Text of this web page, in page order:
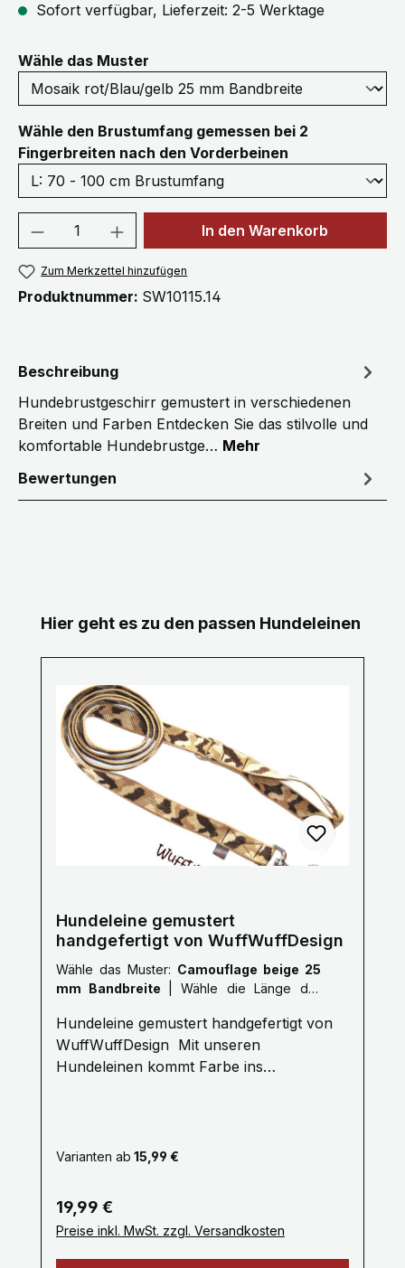
Sofort verfügbar, Lieferzeit: 2-5 Werktage
Wähle das Muster
Wähle den Brustumfang gemessen bei 2
Fingerbreiten nach den Vorderbeinen
Produkt Anzahl: Gib denIn den Warenkorb
Zum Merkzettel hinzufügen
Produktnummer: SW10115.14
Beschreibung
Hundebrustgeschirr gemustert in verschiedenen
Breiten und Farben Entdecken Sie das stilvolle und
komfortable Hundebrustge… Mehr
Bewertungen
Produktgalerie überspringen
Hier geht es zu den passen Hundeleinen
Hundeleine gemustert
handgefertigt von WuffWuffDesign
Wähle das Muster: Camouflage beige 25
mm Bandbreite
Hundeleine gemustert handgefertigt von
WuffWuffDesign Mit unseren
Hundeleinen kommt Farbe ins
Hundeleinen sind aus reißfestem,
gefertigt, farbecht und mehrfach
Maschinen vernäht. Ein stabiler
Metallkarabiner zum sicheren einhacken
am Hundegeschirr oder Hundehalsband
Varianten ab 15,99 €
Regulärer Preis:
19,99 €
Preise inkl. MwSt. zzgl. Versandkosten